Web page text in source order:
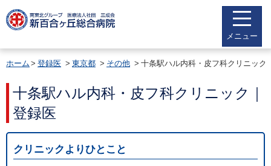
メニュー
ホーム 登録医 東京都 その他 十条駅ハル内科・皮フ科クリニック
十条駅ハル内科・皮フ科クリニック｜
登録医
クリニックよりひとこと